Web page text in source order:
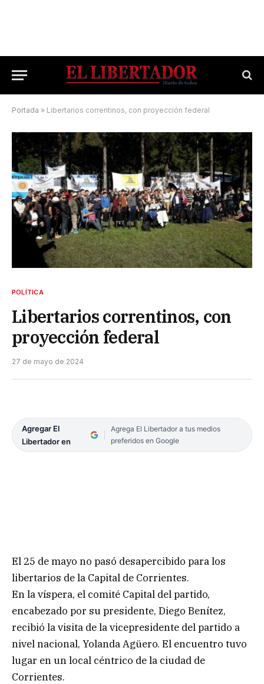
Portada » Libertarios correntinos, con proyección federal
POLÍTICA
Libertarios correntinos, con
proyección federal
27 de mayo de 2024
Agregar El
Libertador en
Agrega El Libertador a tus medios
preferidos en Google
El 25 de mayo no pasó desapercibido para los
libertarios de la Capital de Corrientes.
En la víspera, el comité Capital del partido,
encabezado por su presidente, Diego Benítez,
recibió la visita de la vicepresidente del partido a
nivel nacional, Yolanda Agüero. El encuentro tuvo
lugar en un local céntrico de la ciudad de
Corrientes.